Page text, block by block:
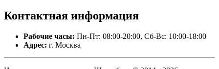
Контактная информация
Рабочие часы: Пн-Пт: 08:00-20:00, Сб-Вс: 10:00-18:00
Адрес: г. Москва